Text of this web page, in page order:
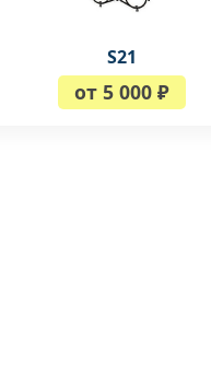
S21
от 5 000 ₽